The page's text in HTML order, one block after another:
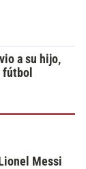
a su hijo,
Messi